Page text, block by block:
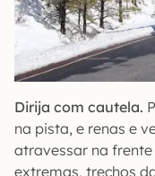
Dirija com cautela.
na pista, e renas e
atravessar na
extremas, trechos